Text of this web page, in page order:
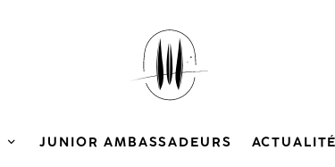
JUNIOR AMBASSADEURS